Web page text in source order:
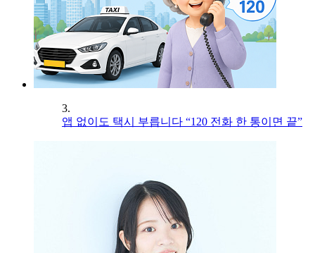
3.
앱 없이도 택시 부릅니다 “120 전화 한 통이면 끝”